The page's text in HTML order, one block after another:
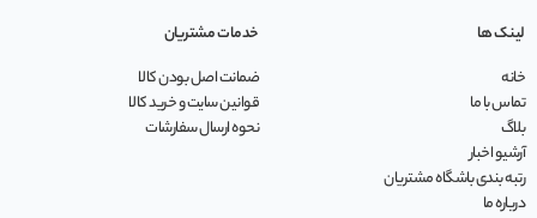
لینک ها
خانه
تماس با ما
بلاگ
آرشیو اخبار
رتبه بندی باشگاه مشتریان
درباره ما
خدمات مشتریان
ضمانت اصل بودن کالا
قوانین سایت و خرید کالا
نحوه ارسال سفارشات